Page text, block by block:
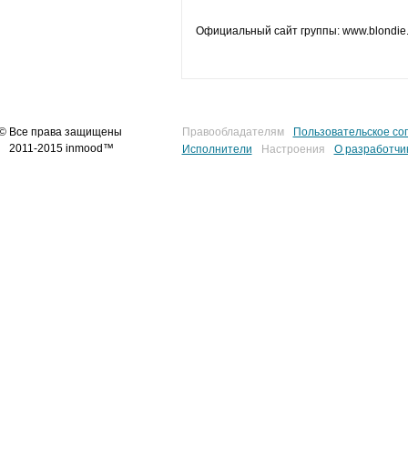
Официальный сайт группы:
Все права защищены
2011-2015 inmood™
Правообладателям
Пользовательское
Исполнители
Настроения О